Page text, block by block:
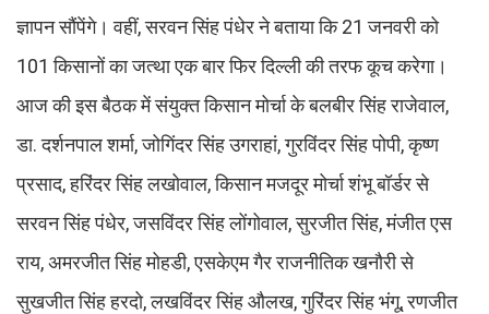
ज्ञापन सौंपेंगे। वहीं, सरवन सिंह पंधेर ने बताया कि 21 जनवरी को
101 किसानों का जत्था एक बार फिर दिल्ली की तरफ कूच करेगा।
आज की इस बैठक में संयुक्त किसान मोर्चा के बलबीर सिंह राजेवाल,
डा. दर्शनपाल शर्मा, जोगिंदर सिंह उगराहां, गुरविंदर सिंह पोपी, कृष्ण
प्रसाद, हरिंदर सिंह लखोवाल, किसान मजदूर मोर्चा शंभू बॉर्डर से
सरवन सिंह पंधेर, जसविंदर सिंह लोंगोवाल, सुरजीत सिंह, मंजीत एस
राय, अमरजीत सिंह मोहडी, एसकेएम गैर राजनीतिक खनौरी से
सुखजीत सिंह हरदो, लखविंदर सिंह औलख, गुरिंदर सिंह भंगू, रणजीत